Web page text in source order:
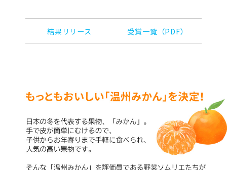
結果リリース 受賞一覧（PDF）